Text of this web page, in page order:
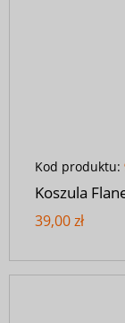
Kod produktu:
Koszula
39,00 zł